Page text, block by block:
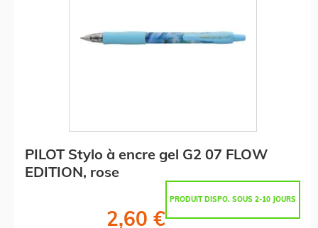
PILOT Stylo à encre gel G2 07 FLOW
EDITION, rose
PRODUIT DISPO. SOUS 2-10 JOURS
2,60 €